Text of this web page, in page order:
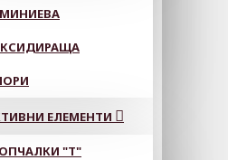
ЕЛЕМЕНТИ
"Т"